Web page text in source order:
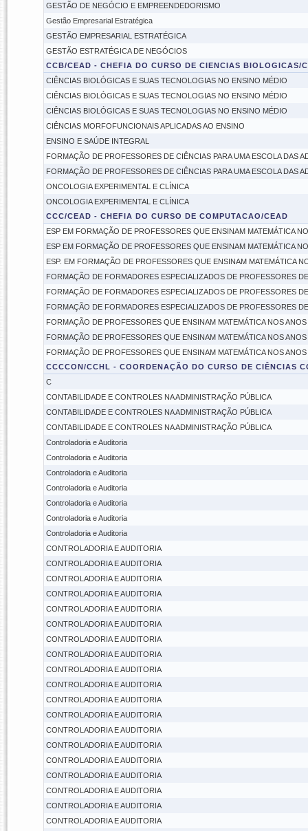
GESTÃO DE NEGÓCIO E EMPREENDEDORISMO
Gestão Empresarial Estratégica
GESTÃO EMPRESARIAL ESTRATÉGICA
GESTÃO ESTRATÉGICA DE NEGÓCIOS
CCB/CEAD - CHEFIA DO CURSO DE CIENCIAS BIOLOGICAS/
CIÊNCIAS BIOLÓGICAS E SUAS TECNOLOGIAS NO ENSINO MÉDIO
CIÊNCIAS BIOLÓGICAS E SUAS TECNOLOGIAS NO ENSINO MÉDIO
CIÊNCIAS BIOLÓGICAS E SUAS TECNOLOGIAS NO ENSINO MÉDIO
CIÊNCIAS MORFOFUNCIONAIS APLICADAS AO ENSINO
ENSINO E SAÚDE INTEGRAL
FORMAÇÃO DE PROFESSORES DE CIÊNCIAS PARA UMA ESCOLA DAS
FORMAÇÃO DE PROFESSORES DE CIÊNCIAS PARA UMA ESCOLA DAS
ONCOLOGIA EXPERIMENTAL E CLÍNICA
ONCOLOGIA EXPERIMENTAL E CLÍNICA
CCC/CEAD - CHEFIA DO CURSO DE COMPUTACAO/CEAD
ESP EM FORMAÇÃO DE PROFESSORES QUE ENSINAM MATEMÁTICA
ESP EM FORMAÇÃO DE PROFESSORES QUE ENSINAM MATEMÁTICA
ESP. EM FORMAÇÃO DE PROFESSORES QUE ENSINAM MATEMÁTICA
FORMAÇÃO DE FORMADORES ESPECIALIZADOS DE PROFESSORES
FORMAÇÃO DE FORMADORES ESPECIALIZADOS DE PROFESSORES
FORMAÇÃO DE FORMADORES ESPECIALIZADOS DE PROFESSORES
FORMAÇÃO DE PROFESSORES QUE ENSINAM MATEMÁTICA NOS
FORMAÇÃO DE PROFESSORES QUE ENSINAM MATEMÁTICA NOS ANOS
FORMAÇÃO DE PROFESSORES QUE ENSINAM MATEMÁTICA NOS ANOS
CCCCON/CCHL - COORDENAÇÃO DO CURSO DE CIÊNCIAS
C
CONTABILIDADE E CONTROLES NA ADMINISTRAÇÃO PÚBLICA
CONTABILIDADE E CONTROLES NA ADMINISTRAÇÃO PÚBLICA
CONTABILIDADE E CONTROLES NA ADMINISTRAÇÃO PÚBLICA
Controladoria e Auditoria
Controladoria e Auditoria
Controladoria e Auditoria
Controladoria e Auditoria
Controladoria e Auditoria
Controladoria e Auditoria
Controladoria e Auditoria
CONTROLADORIA E AUDITORIA
CONTROLADORIA E AUDITORIA
CONTROLADORIA E AUDITORIA
CONTROLADORIA E AUDITORIA
CONTROLADORIA E AUDITORIA
CONTROLADORIA E AUDITORIA
CONTROLADORIA E AUDITORIA
CONTROLADORIA E AUDITORIA
CONTROLADORIA E AUDITORIA
CONTROLADORIA E AUDITORIA
CONTROLADORIA E AUDITORIA
CONTROLADORIA E AUDITORIA
CONTROLADORIA E AUDITORIA
CONTROLADORIA E AUDITORIA
CONTROLADORIA E AUDITORIA
CONTROLADORIA E AUDITORIA
CONTROLADORIA E AUDITORIA
CONTROLADORIA E AUDITORIA
CONTROLADORIA E AUDITORIA